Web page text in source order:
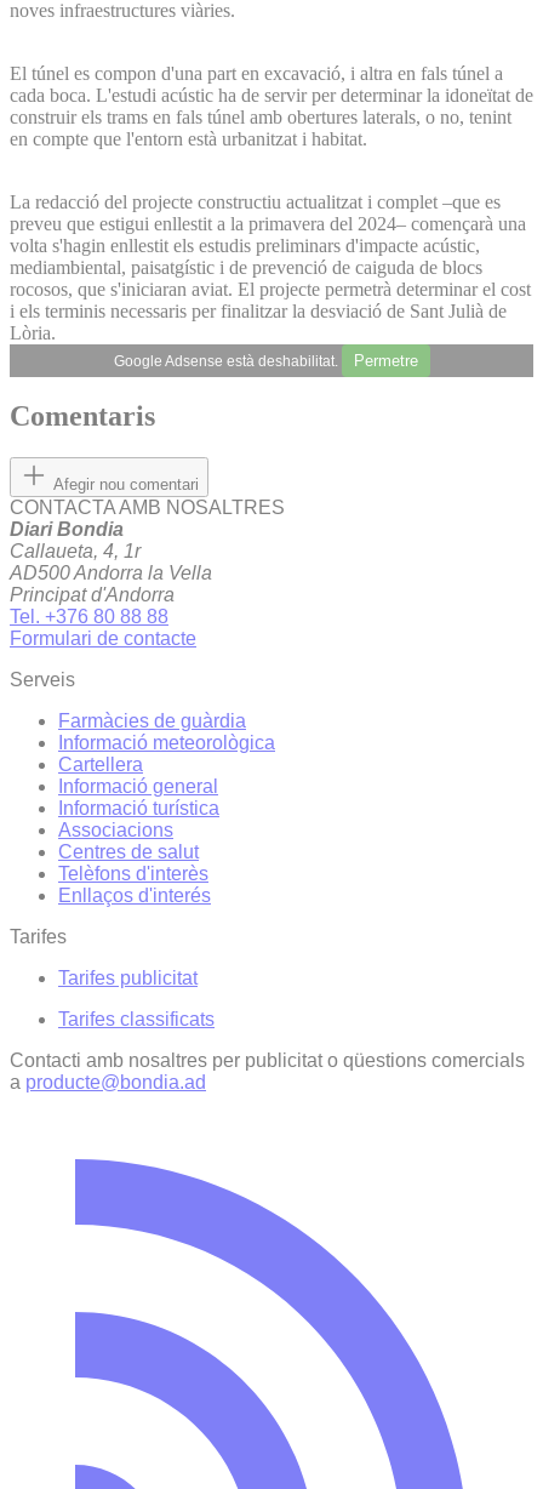
noves infraestructures viàries.
El túnel es compon d'una part en excavació, i altra en fals túnel a
cada boca. L'estudi acústic ha de servir per determinar la idoneïtat de
construir els trams en fals túnel amb obertures laterals, o no, tenint
en compte que l'entorn està urbanitzat i habitat.
La redacció del projecte constructiu actualitzat i complet –que es
preveu que estigui enllestit a la primavera del 2024– començarà una
volta s'hagin enllestit els estudis preliminars d'impacte acústic,
mediambiental, paisatgístic i de prevenció de caiguda de blocs
rocosos, que s'iniciaran aviat. El projecte permetrà determinar el cost
i els terminis necessaris per finalitzar la desviació de Sant Julià de
Lòria.
Google Adsense està deshabilitat. Permetre
Comentaris
Afegir nou comentari
CONTACTA AMB NOSALTRES
Diari Bondia
Callaueta, 4, 1r
AD500 Andorra la Vella
Principat d'Andorra
Tel. +376 80 88 88
Formulari de contacte
Serveis
Farmàcies de guàrdia
Informació meteorològica
Cartellera
Informació general
Informació turística
Associacions
Centres de salut
Telèfons d'interès
Enllaços d'interés
Tarifes
Tarifes publicitat
Tarifes classificats
Contacti amb nosaltres per publicitat o qüestions comercials
a producte@bondia.ad